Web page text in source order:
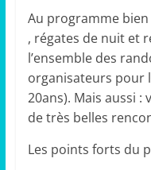
Au programme
, régates de nuit et
l’ensemble des
organisateurs pour
20ans). Mais aussi :
de très belles
Les points forts du